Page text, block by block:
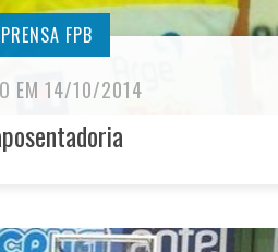
FPB
EM 14/10/2014